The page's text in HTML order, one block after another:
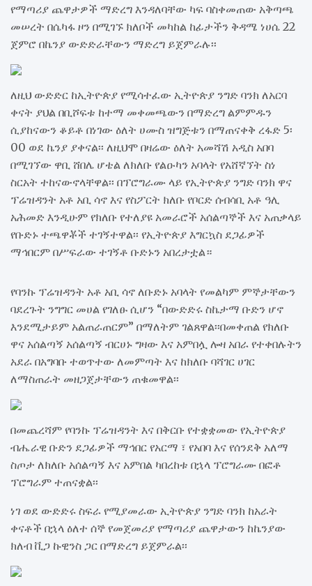
የማጣሪያ ጨዋታዎች ማድረግ እንዳለባቸው ካፍ ባስቀመጠው አቅጣጫ
መሠረት በሴካፋ ዞን በሚገኙ ክለቦች መካከል ከፊታችን ቅዳሜ ነሀሴ 22
ጀምሮ በኬንያ ውድድራቸውን ማድረግ ይጀምራሉ፡፡
ለዚህ ውድድር ከኢትዮጵያ የሚሳተፈው ኢትዮጵያ ንግድ ባንክ ለአርባ
ቀናት ያህል በቢሾፍቱ ከተማ መቀመጫውን በማድረግ ልምምዱን
ሲያከናውን ቆይቶ በነገው ዕለት ሀሙስ ዝግጅቱን በማጠናቀቅ ረፋድ 5፡
00 ወደ ኬንያ ያቀናል፡፡ ለዚህሞ በዛሬው ዕለት አመሻሽ አዲስ አበባ
በሚገኘው ዋቢ ሸበሌ ሆቴል ለክለቡ የልዑካን አባላት የአሸኛኘት ስነ
ስርአት ተከናውኖላቸዋል፡፡ በፕሮግራሙ ላይ የኢትዮጵያ ንግድ ባንክ ዋና
ፕሬዝዳንት አቶ አቢ ሳኖ እና የስፖርት ክለቡ የቦርድ ሰብሳቢ አቶ ዓሊ
አሕመድ እንዲሁም የክለቡ የተለያዩ አመራሮች አሰልጣኞች እና አጠቃላይ
የቡድኑ ተጫዋቾች ተገኝተዋል፡፡ የኢትዮጵያ እግርኳስ ደጋፊዎች
ማኅበርም በሥፍራው ተገኝቶ ቡድኑን አበረታቷል።
የባንኩ ፕሬዝዳንት አቶ አቢ ሳኖ ለቡድኑ አባላት የመልካም ምኞታቸውን
ባደረጉት ንግግር መሀል የገለፁ ሲሆን “በውድድሩ ስኬታማ ቡድን ሆኖ
እንደሚታይም አልጠራጠርም” በማለትም ገልጸዋል፡፡በመቀጠል የክለቡ
ዋና አሰልጣኝ አሰልጣኝ ብርሀኑ ግዛው እና አምበሏ ሎዛ አበራ የተቀበሉትን
አደራ በአግባቡ ተወጥተው ለመምጣት እና ከክለቡ ባሻገር ሀገር
ለማስጠራት መዘጋጀታቸውን ጠቁመዋል፡፡
በመጨረሻም የባንኩ ፕሬዝዳንት እና በቅርቡ የተቋቋመው የኢትዮጵያ
ብሔራዊ ቡድን ደጋፊዎች ማኅበር የአርማ ፣ የአበባ እና የሰንደቅ አለማ
ስጦታ ለክለቡ አሰልጣኝ እና አምበል ካበረከቱ በኋላ ፕሮግራሙ በፎቶ
ፕሮግራም ተጠናቋል፡፡
ነገ ወደ ውድድሩ ስፍራ የሚያመራው ኢትዮጵያ ንግድ ባንክ ከአራት
ቀናቶች በኋላ ዕለተ ሰኞ የመጀመሪያ የማጣሪያ ጨዋታውን ከኬንያው
ክለብ ቪጋ ኩዊንስ ጋር በማድረግ ይጀምራል፡፡